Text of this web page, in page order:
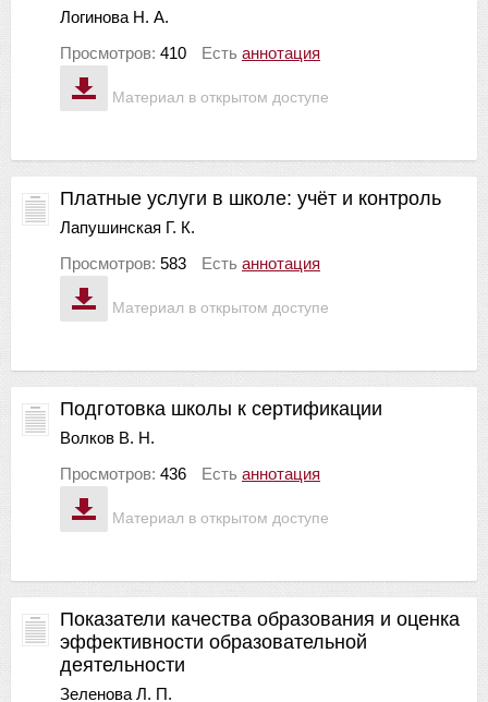
Материал в открытом доступе
Логинова Н. А.
Просмотров: 410 Есть аннотация
Материал в открытом доступе
Платные услуги в школе: учёт и контроль
Лапушинская Г. К.
Просмотров: 583 Есть аннотация
Материал в открытом доступе
Подготовка школы к сертификации
Волков В. Н.
Просмотров: 436 Есть аннотация
Показатели качества образования и оценка
эффективности образовательной
деятельности
Зеленова Л. П.